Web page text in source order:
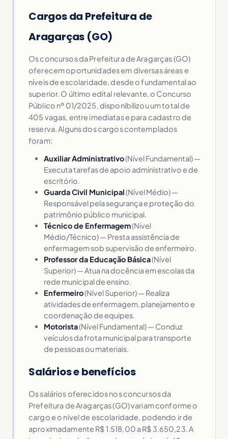
Cargos da Prefeitura de
Aragarças (GO)
Os concursos da Prefeitura de Aragarças (GO)
oferecem oportunidades em diversas áreas e
níveis de escolaridade, desde o fundamental ao
superior. O último edital relevante, o Concurso
Público nº 01/2025, disponibilizou um total de
405 vagas, entre imediatas e para cadastro de
reserva. Alguns dos cargos contemplados
foram:
Auxiliar Administrativo(Nível Fundamental) —
Executa tarefas de apoio administrativo e de
escritório.
Guarda Civil Municipal(Nível Médio) —
Responsável pela segurança e proteção do
patrimônio público municipal.
Técnico de Enfermagem(Nível
Médio/Técnico) — Presta assistência de
enfermagem sob supervisão de enfermeiro.
Professor da Educação Básica(Nível
Superior) — Atua na docência em escolas da
rede municipal de ensino.
Enfermeiro(Nível Superior) — Realiza
atividades de enfermagem, planejamento e
coordenação de equipes.
Motorista(Nível Fundamental) — Conduz
veículos da frota municipal para transporte
de pessoas ou materiais.
Salários e benefícios
Os salários oferecidos nos concursos da
Prefeitura de Aragarças (GO) variam conforme o
cargo e o nível de escolaridade, podendo ir de
aproximadamente R$ 1.518,00 a R$ 3.650,23. A